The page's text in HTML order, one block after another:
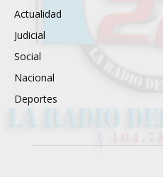
Actualidad
Judicial
Social
Nacional
Deportes